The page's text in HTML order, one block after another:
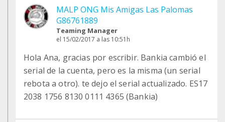
MALP ONG Mis Amigas Las Palomas
G86761889
Teaming Manager
el 15/02/2017 a las 10:51h
Hola Ana, gracias por escribir. Bankia cambió el
serial de la cuenta, pero es la misma (un serial
rebota a otro). te dejo el serial actualizado. ES17
2038 1756 8130 0111 4365 (Bankia)